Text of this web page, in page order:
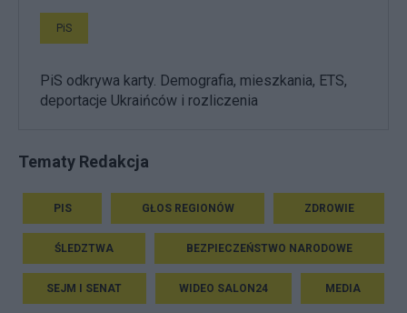
PiS
PiS odkrywa karty. Demografia, mieszkania, ETS,
deportacje Ukraińców i rozliczenia
Tematy Redakcja
PIS GŁOS REGIONÓW ZDROWIE
ŚLEDZTWA BEZPIECZEŃSTWO NARODOWE
SEJM I SENAT WIDEO SALON24 MEDIA